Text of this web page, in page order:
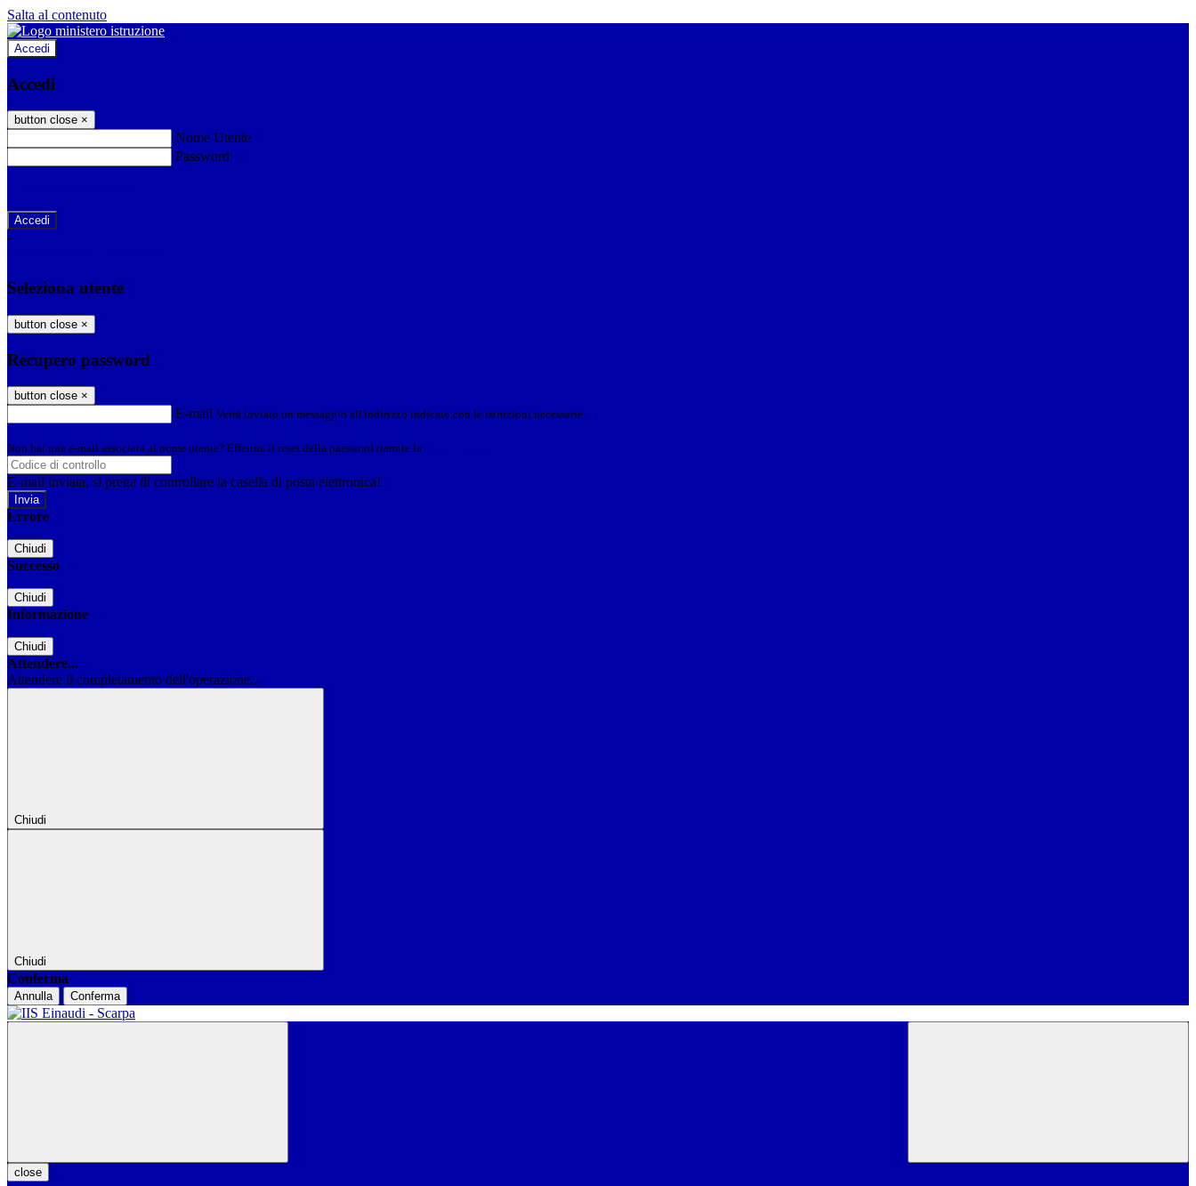
Salta al contenuto
Accedi
Accedi
button close ×
Nome Utente
Password
-
Seleziona utente
button close ×
Recupero password
button close ×
E-mail Verrà inviato un messaggio all'indirizzo indicato con le istruzioni necessarie.
Non hai una e-mail associata al nome utente? Effettua il reset della password tramite la
E-mail inviata, si prega di controllare la casella di posta elettronica!
Errore
Chiudi
Successo
Chiudi
Informazione
Chiudi
Attendere...
Attendere il completamento dell'operazione...
Chiudi
Chiudi
Conferma
Annulla Conferma
close